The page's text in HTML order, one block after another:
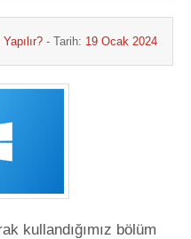
Yapılır? - Tarih: 19 Ocak 2024
kullandığımız bölüm